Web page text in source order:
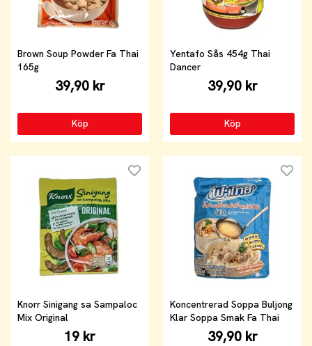
Brown Soup Powder Fa Thai
165g
39,90 kr
Köp
Yentafo Sås 454g Thai
Dancer
39,90 kr
Köp
Knorr Sinigang sa Sampaloc
Mix Original
19 kr
Koncentrerad Soppa Buljong
Klar Soppa Smak Fa Thai
39,90 kr